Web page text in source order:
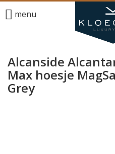
menu
Alcanside
Max hoesje
Grey